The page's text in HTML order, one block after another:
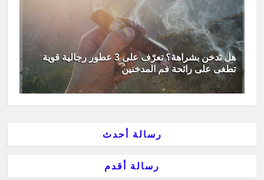
هل تدخن بشراهة؟ تعرّف على 3 عطور رجالية قوية
تطغى على رائحة فم المدخنين
رسالة أحدث
رسالة أقدم